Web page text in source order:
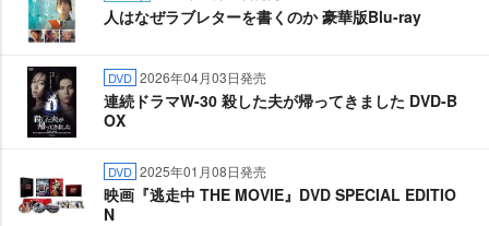
人はなぜラブレターを書くのか 豪華版Blu-ray
DVD 2026年04月03日発売
連続ドラマW-30 殺した夫が帰ってきました DVD-B
OX
DVD 2025年01月08日発売
映画『逃走中 THE MOVIE』DVD SPECIAL EDITIO
N